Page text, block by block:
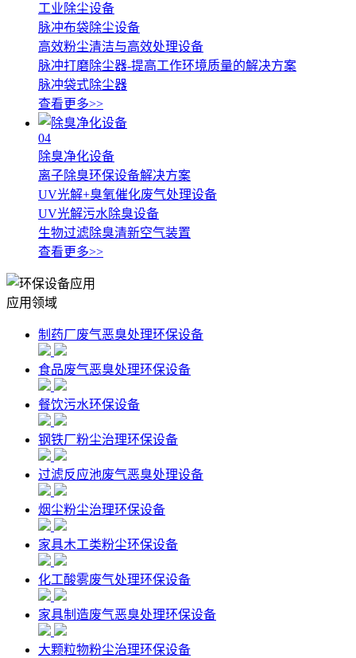
工业除尘设备
脉冲布袋除尘设备
高效粉尘清洁与高效处理设备
脉冲打磨除尘器-提高工作环境质量的解决方案
脉冲袋式除尘器
查看更多>>
04
除臭净化设备
离子除臭环保设备解决方案
UV光解+臭氧催化废气处理设备
UV光解污水除臭设备
生物过滤除臭清新空气装置
查看更多>>
应用领域
制药厂废气恶臭处理环保设备
食品废气恶臭处理环保设备
餐饮污水环保设备
钢铁厂粉尘治理环保设备
过滤反应池废气恶臭处理设备
烟尘粉尘治理环保设备
家具木工类粉尘环保设备
化工酸雾废气处理环保设备
家具制造废气恶臭处理环保设备
大颗粒物粉尘治理环保设备